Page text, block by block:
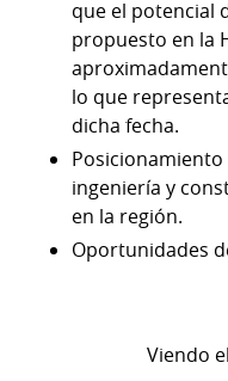
que el potencial
propuesto en la
lo que
dicha fecha.
ingeniería y
en la región.
Oportunidades
Viendo